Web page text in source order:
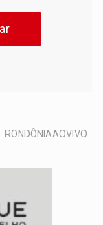
RONDÔNIAAOVIVO